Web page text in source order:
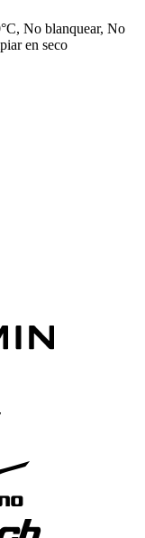
No blanquear, No
en seco